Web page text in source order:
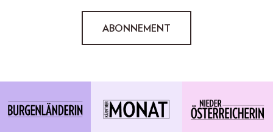
ABONNEMENT